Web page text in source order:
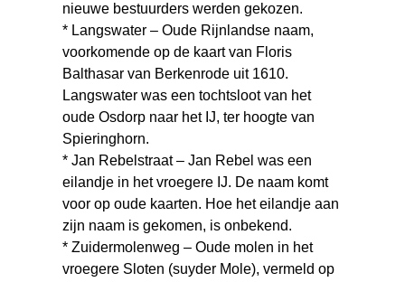
nieuwe bestuurders werden gekozen.
* Langswater – Oude Rijnlandse naam,
voorkomende op de kaart van Floris
Balthasar van Berkenrode uit 1610.
Langswater was een tochtsloot van het
oude Osdorp naar het IJ, ter hoogte van
Spieringhorn.
* Jan Rebelstraat – Jan Rebel was een
eilandje in het vroegere IJ. De naam komt
voor op oude kaarten. Hoe het eilandje aan
zijn naam is gekomen, is onbekend.
* Zuidermolenweg – Oude molen in het
vroegere Sloten (suyder Mole), vermeld op